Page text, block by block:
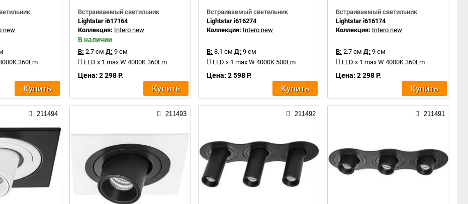
new
360Lm
Купить
Встраиваемый светильник
Lightstar i617164
Коллекция: Intero new
В наличии
В: 2.7 см Д: 9 см
LED x 1 max W 4000K 360Lm
Цена: 2 298 Р.
Купить
Встраиваемый светильник
Lightstar i616274
Коллекция: Intero new
В: 8.1 см Д: 9 см
LED x 1 max W 4000K 500Lm
Цена: 2 598 Р.
Купить
Встраиваемый светильник
Lightstar i616174
Коллекция: Intero new
В: 2.7 см Д: 9 см
LED x 1 max W 4000K 360Lm
Цена: 2 298 Р.
Купить
211494 211493 211492 211491